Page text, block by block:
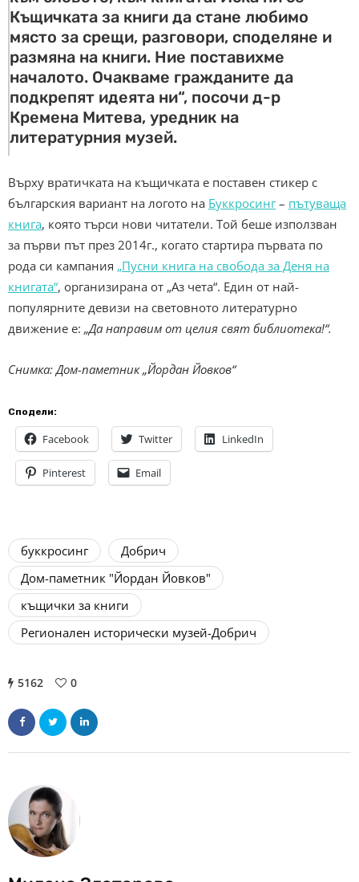
Къщичката за книги да стане любимо
място за срещи, разговори, споделяне и
размяна на книги. Ние поставихме
началото. Очакваме гражданите да
подкрепят идеята ни“, посочи д-р
Кремена Митева, уредник на
литературния музей.
Върху вратичката на къщичката е поставен стикер с
българския вариант на логото на Буккросинг– пътуваща
книга, която търси нови читатели. Той беше използван
за първи път през 2014г., когато стартира първата по
рода си кампания „Пусни книга на свобода за Деня на
книгата“, организирана от „Аз чета“. Един от най-
популярните девизи на световното литературно
движение е: „Да направим от целия свят библиотека!“.
Снимка: Дом-паметник „Йордан Йовков“
Сподели:
Facebook Twitter LinkedIn
Pinterest Email
буккросинг
Добрич
Дом-паметник "Йордан Йовков"
къщички за книги
Регионален исторически музей-Добрич
5162 0